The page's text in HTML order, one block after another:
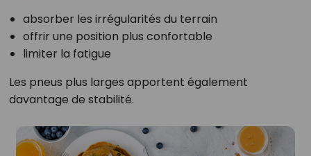
absorber les irrégularités du terrain
offrir une position plus confortable
limiter la fatigue
Les pneus plus larges apportent également
davantage de stabilité.